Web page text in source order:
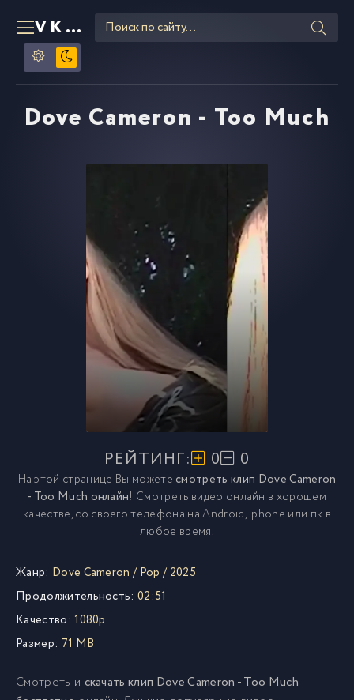
VKLIPE RU
Dove Cameron - Too Much
РЕЙТИНГ: 0 0
На этой странице Вы можетесмотреть клип Dove Cameron
- Too Much онлайн! Смотреть видео онлайн в хорошем
качестве, со своего телефона на Android, iphone или пк в
любое время.
Жанр: Dove Cameron / Pop / 2025
Продолжительность: 02:51
Качество: 1080p
Размер: 71 MB
Смотреть и скачать клип Dove Cameron - Too Much